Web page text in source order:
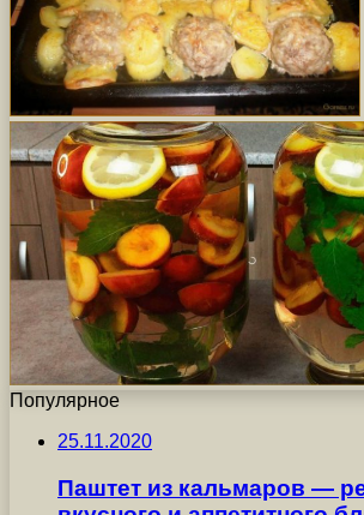
Популярное
25.11.2020
Паштет из кальмаров —